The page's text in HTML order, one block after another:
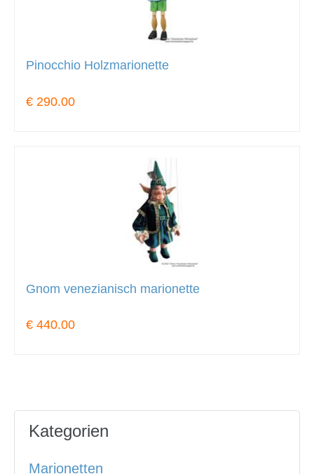
Pinocchio Holzmarionette
€ 290.00
Gnom venezianisch marionette
€ 440.00
Kategorien
Marionetten